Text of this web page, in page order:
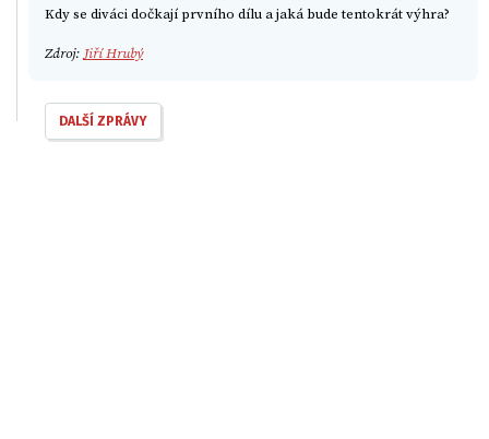
Kdy se diváci dočkají prvního dílu a jaká bude tentokrát výhra?
Zdroj: Jiří Hrubý
DALŠÍ ZPRÁVY